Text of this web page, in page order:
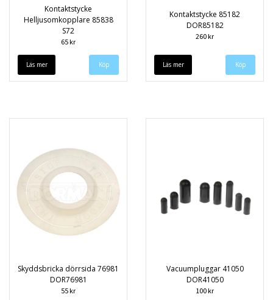
Kontaktstycke
Helljusomkopplare 85838
S72
65 kr
Läs mer
Kontaktstycke 85182
DOR85182
260 kr
Läs mer
Skyddsbricka dörrsida 76981
DOR76981
55 kr
Vacuumpluggar 41050
DOR41050
100 kr